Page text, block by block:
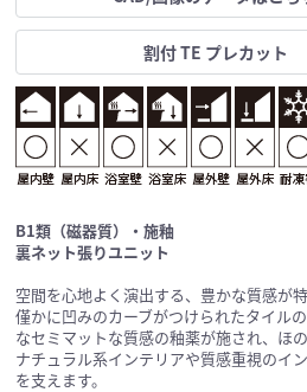
割付 TE プレカット
B1類（磁器質）・施釉
裏ネット張りユニット
空間を心地よく演出する、豊かな質感が
僅かに凹みのカーブがつけられたタイル
なセミマットな質感の釉薬が施され、ほ
ナチュラル系インテリアや質感重視のイ
を支えます。